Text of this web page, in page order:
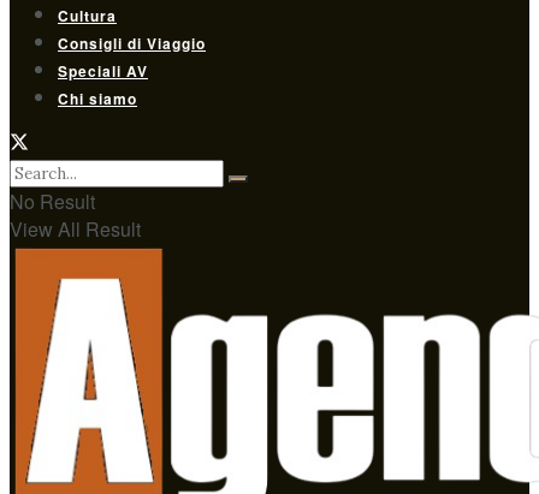
Cultura
Consigli di Viaggio
Speciali AV
Chi siamo
No Result
View All Result